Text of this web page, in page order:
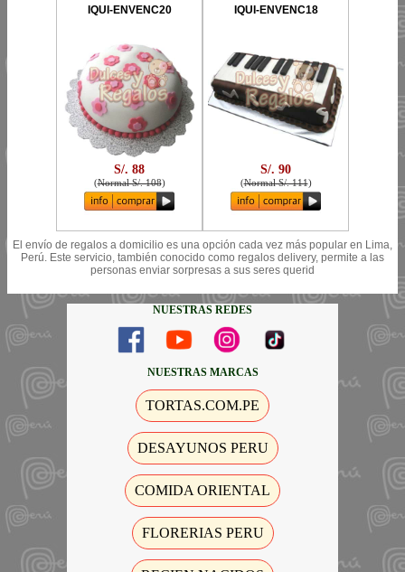
IQUI-ENVENC20
S/. 88
(Normal S/. 108)
IQUI-ENVENC18
S/. 90
(Normal S/. 111)
El envío de regalos a domicilio es una opción cada vez más popular en Lima,
Perú. Este servicio, también conocido como regalos delivery, permite a las
personas enviar sorpresas a sus seres querid
NUESTRAS REDES
NUESTRAS MARCAS
TORTAS.COM.PE
DESAYUNOS PERU
COMIDA ORIENTAL
FLORERIAS PERU